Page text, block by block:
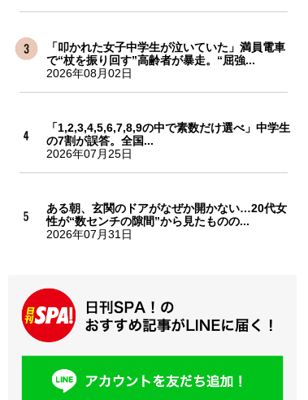
「叩かれた女子中学生が泣いていた」満員電車
で“杖を振り回す”高齢者が暴走。“屈強...
2026年08月02日
「1,2,3,4,5,6,7,8,9の中で素数だけ選べ」中学生
の7割が誤答。全国...
2026年07月25日
ある朝、玄関のドアがなぜか開かない…20代女
性が“数センチの隙間”から見たものの...
2026年07月31日